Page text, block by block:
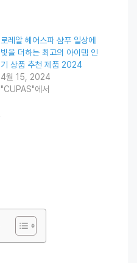
로레알 헤어스파 샴푸 일상에
빛을 더하는 최고의 아이템 인
기 상품 추천 제품 2024
4월 15, 2024
"CUPAS"에서